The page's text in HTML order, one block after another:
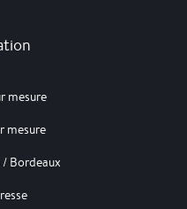
mesure
mesure
/ Bordeaux